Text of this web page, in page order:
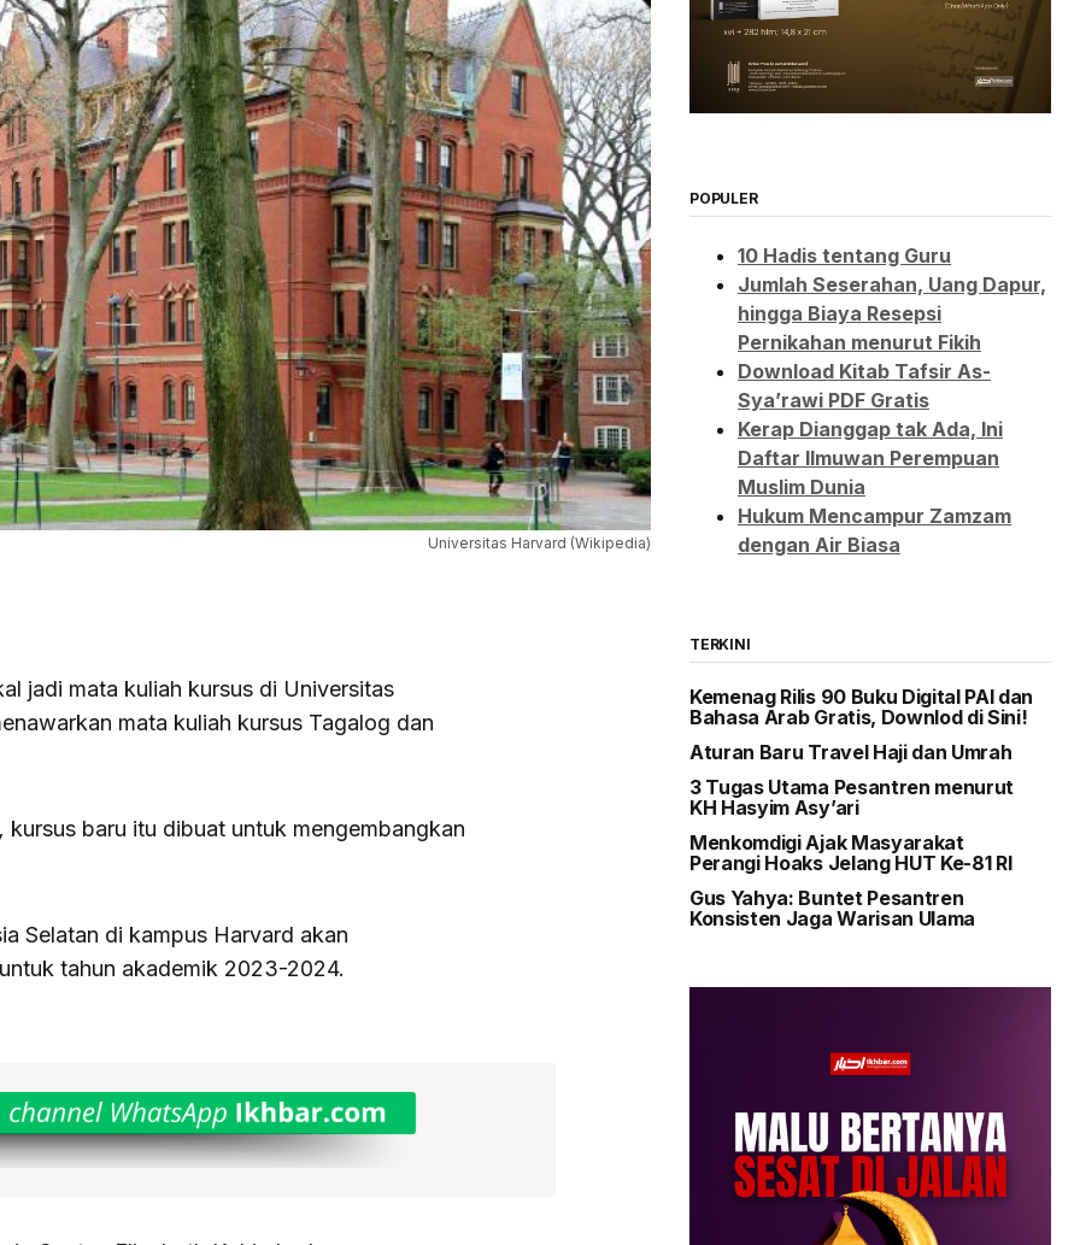
Universitas Harvard (Wikipedia)
jadi mata kuliah kursus di Universitas
mata kuliah kursus Tagalog dan
kursus baru itu dibuat untuk mengembangkan
Selatan di kampus Harvard akan
tahun akademik 2023-2024.
POPULER
10 Hadis tentang Guru
Jumlah Seserahan, Uang Dapur,
hingga Biaya Resepsi
Pernikahan menurut Fikih
Download Kitab Tafsir As-
Sya’rawi PDF Gratis
Kerap Dianggap tak Ada, Ini
Daftar Ilmuwan Perempuan
Muslim Dunia
Hukum Mencampur Zamzam
dengan Air Biasa
TERKINI
Kemenag Rilis 90 Buku Digital PAI dan
Bahasa Arab Gratis, Downlod di Sini!
Aturan Baru Travel Haji dan Umrah
3 Tugas Utama Pesantren menurut
KH Hasyim Asy’ari
Menkomdigi Ajak Masyarakat
Perangi Hoaks Jelang HUT Ke-81 RI
Gus Yahya: Buntet Pesantren
Konsisten Jaga Warisan Ulama